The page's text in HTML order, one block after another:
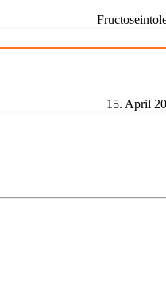
15. April